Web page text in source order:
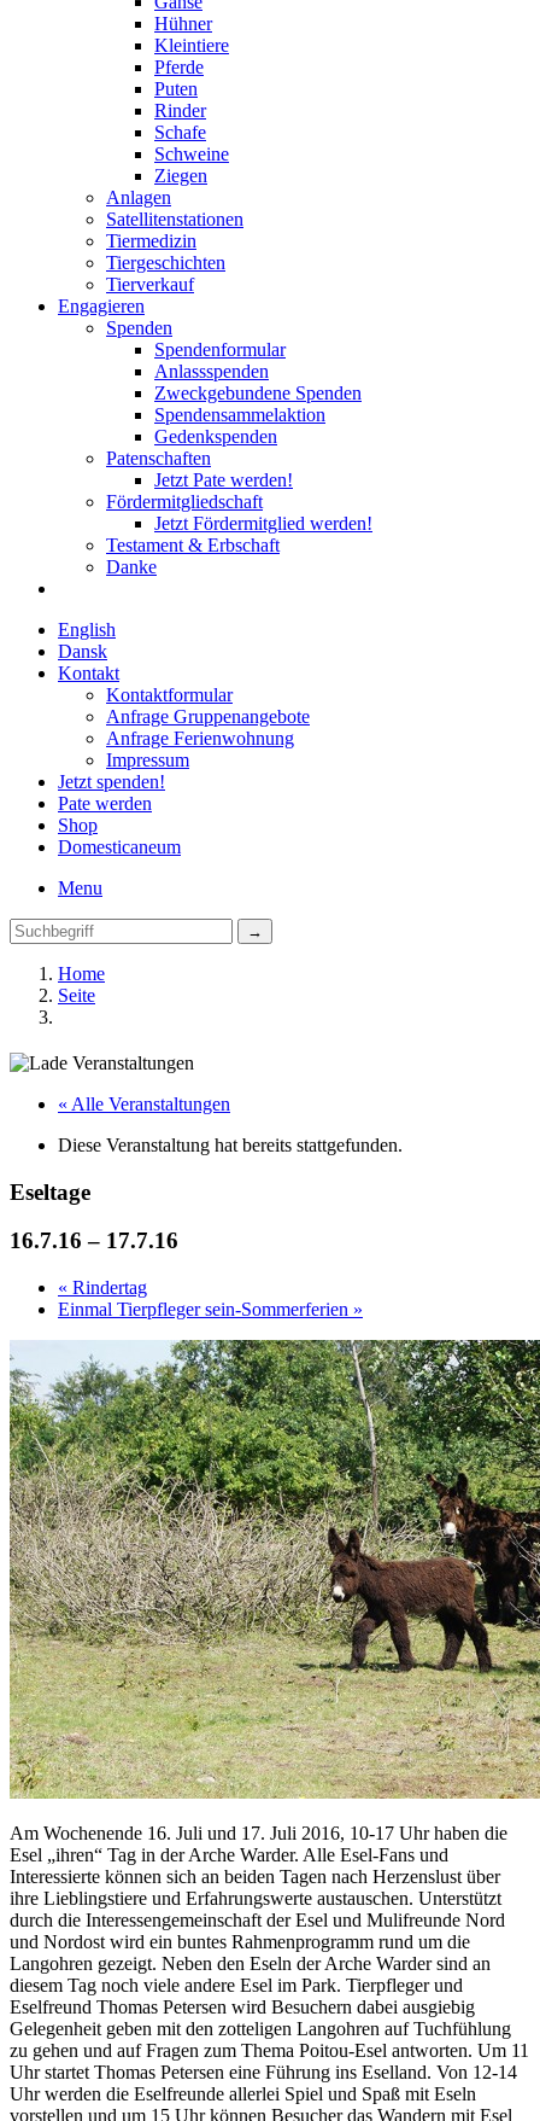
Hühner
Kleintiere
Pferde
Puten
Rinder
Schafe
Schweine
Ziegen
Anlagen
Satellitenstationen
Tiermedizin
Tiergeschichten
Tierverkauf
Engagieren
Spenden
Spendenformular
Anlassspenden
Zweckgebundene Spenden
Spendensammelaktion
Gedenkspenden
Patenschaften
Jetzt Pate werden!
Fördermitgliedschaft
Jetzt Fördermitglied werden!
Testament & Erbschaft
Danke
English
Dansk
Kontakt
Kontaktformular
Anfrage Gruppenangebote
Anfrage Ferienwohnung
Impressum
Jetzt spenden!
Pate werden
Shop
Domesticaneum
Menu
Home
Seite
« Alle Veranstaltungen
Diese Veranstaltung hat bereits stattgefunden.
Eseltage
16.7.16 – 17.7.16
« Rindertag
Einmal Tierpfleger sein-Sommerferien »
Am Wochenende 16. Juli und 17. Juli 2016, 10-17 Uhr haben die
Esel „ihren“ Tag in der Arche Warder. Alle Esel-Fans und
Interessierte können sich an beiden Tagen nach Herzenslust über
ihre Lieblingstiere und Erfahrungswerte austauschen. Unterstützt
durch die Interessengemeinschaft der Esel und Mulifreunde Nord
und Nordost wird ein buntes Rahmenprogramm rund um die
Langohren gezeigt. Neben den Eseln der Arche Warder sind an
diesem Tag noch viele andere Esel im Park. Tierpfleger und
Eselfreund Thomas Petersen wird Besuchern dabei ausgiebig
Gelegenheit geben mit den zotteligen Langohren auf Tuchfühlung
zu gehen und auf Fragen zum Thema Poitou-Esel antworten. Um 11
Uhr startet Thomas Petersen eine Führung ins Eselland. Von 12-14
Uhr werden die Eselfreunde allerlei Spiel und Spaß mit Eseln
vorstellen und um 15 Uhr können Besucher das Wandern mit Esel